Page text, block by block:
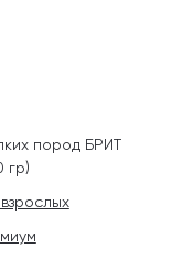
пород БРИТ
гр)